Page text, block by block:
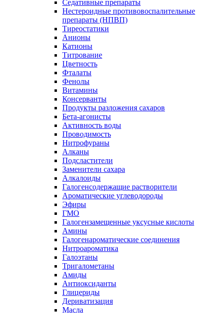
Седативные препараты
Нестероидные противовоспалительные
препараты (НПВП)
Тиреостатики
Анионы
Катионы
Титрование
Цветность
Фталаты
Фенолы
Витамины
Консерванты
Продукты разложения сахаров
Бета-агонисты
Активность воды
Проводимость
Нитрофураны
Алканы
Подсластители
Заменители сахара
Алкалоиды
Галогенсодержащие растворители
Ароматические углеводороды
Эфиры
ГМО
Галогензамещенные уксусные кислоты
Амины
Галогенароматические соединения
Нитроароматика
Галоэтаны
Тригалометаны
Амиды
Антиоксиданты
Глицериды
Дериватизация
Масла